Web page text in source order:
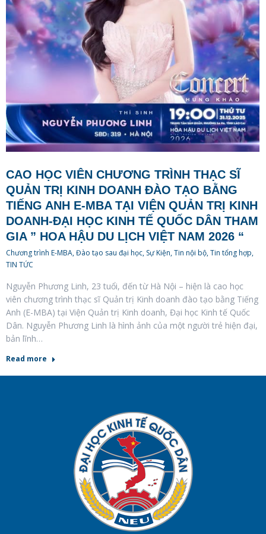
CAO HỌC VIÊN CHƯƠNG TRÌNH THẠC SĨ
QUẢN TRỊ KINH DOANH ĐÀO TẠO BẰNG
TIẾNG ANH E-MBA TẠI VIỆN QUẢN TRỊ KINH
DOANH-ĐẠI HỌC KINH TẾ QUỐC DÂN THAM
GIA ” HOA HẬU DU LỊCH VIỆT NAM 2026 “
Chương trình E-MBA,Đào tạo sau đại học, Sự Kiện,Tin nội bộ,Tin tổng hợp,
TIN TỨC
Nguyễn Phương Linh, 23 tuổi, đến từ Hà Nội – hiện là cao học
viên chương trình thạc sĩ Quản trị Kinh doanh đào tạo bằng Tiếng
Anh (E-MBA) tại Viện Quản trị Kinh doanh, Đại học Kinh tế Quốc
Dân. Nguyễn Phương Linh là hình ảnh của một người trẻ hiện đại,
bản lĩnh…
Read more